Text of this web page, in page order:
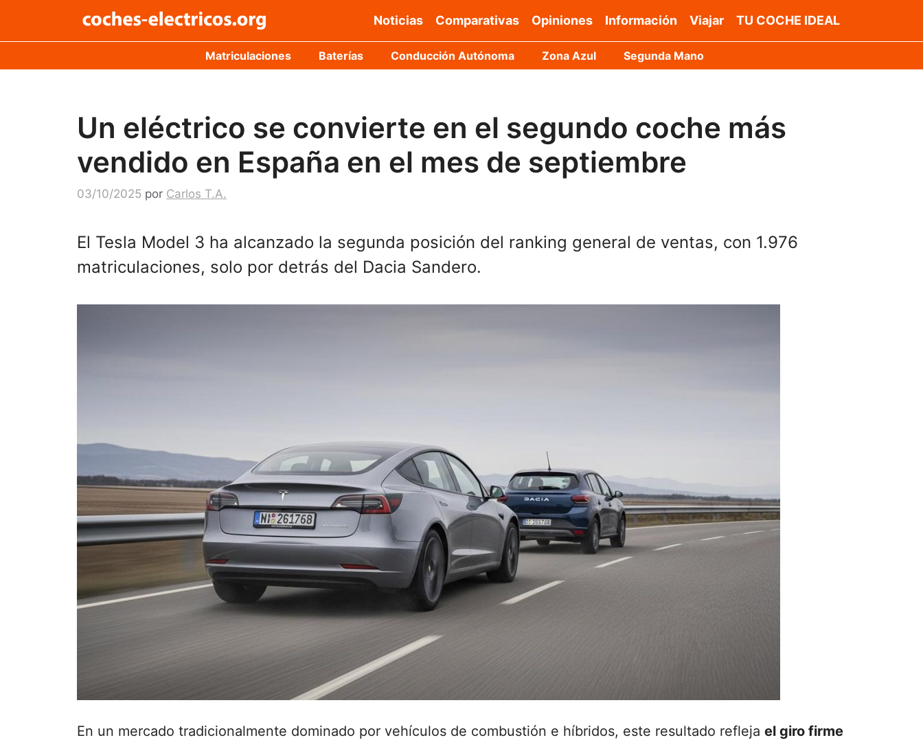
Noticias Comparativas Opiniones Información Viajar TU COCHE IDEAL
Matriculaciones Baterías Conducción Autónoma Zona Azul Segunda Mano
Un eléctrico se convierte en el segundo coche más
vendido en España en el mes de septiembre
03/10/2025 por Carlos T.A.
El Tesla Model 3 ha alcanzado la segunda posición del ranking general de ventas, con 1.976
matriculaciones, solo por detrás del Dacia Sandero.
En un mercado tradicionalmente dominado por vehículos de combustión e híbridos, este resultado refleja el giro firme